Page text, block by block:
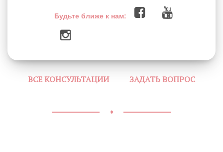
Будьте ближе к нам:
ВСЕ КОНСУЛЬТАЦИИ ЗАДАТЬ ВОПРОС
♦